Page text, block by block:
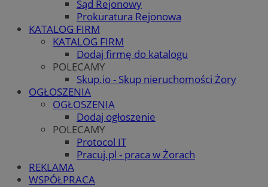
Sąd Rejonowy
Prokuratura Rejonowa
KATALOG FIRM
KATALOG FIRM
Dodaj firmę do katalogu
POLECAMY
Skup.io - Skup nieruchomości Żory
OGŁOSZENIA
OGŁOSZENIA
Dodaj ogłoszenie
POLECAMY
Protocol IT
Pracuj.pl - praca w Żorach
REKLAMA
WSPÓŁPRACA